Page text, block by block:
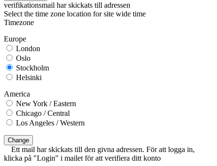
verifikationsmail har skickats till adressen
Select the time zone location for site wide time
Timezone
Europe
London
Oslo
Stockholm
Helsinki
America
New York / Eastern
Chicago / Central
Los Angeles / Western
Change
Ett mail har skickats till den givna adressen. För att logga in,
klicka på "Login" i mailet för att verifiera ditt konto